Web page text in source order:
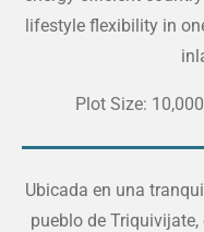
lifestyle flexibility in
Plot Size:
Ubicada en una
pueblo de